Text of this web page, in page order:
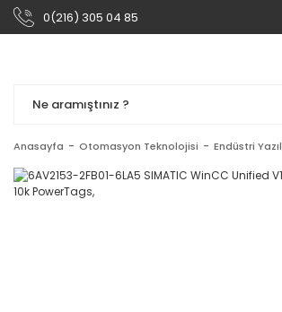
0(216) 305 04 85
Anasayfa Otomasyon Teknolojisi Endüstri